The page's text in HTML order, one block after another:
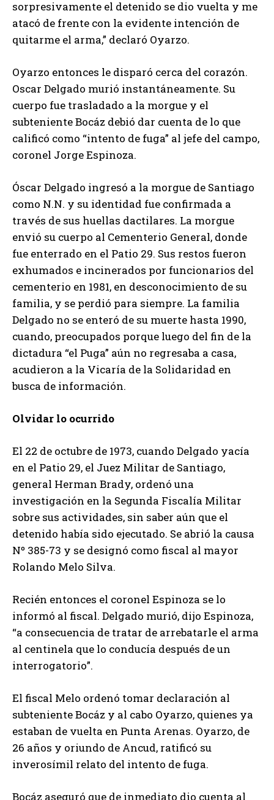
sorpresivamente el detenido se dio vuelta y me
atacó de frente con la evidente intención de
quitarme el arma,” declaró Oyarzo.
Oyarzo entonces le disparó cerca del corazón.
Oscar Delgado murió instantáneamente. Su
cuerpo fue trasladado a la morgue y el
subteniente Bocáz debió dar cuenta de lo que
calificó como “intento de fuga” al jefe del campo,
coronel Jorge Espinoza.
Óscar Delgado ingresó a la morgue de Santiago
como N.N. y su identidad fue confirmada a
través de sus huellas dactilares. La morgue
envió su cuerpo al Cementerio General, donde
fue enterrado en el Patio 29. Sus restos fueron
exhumados e incinerados por funcionarios del
cementerio en 1981, en desconocimiento de su
familia, y se perdió para siempre. La familia
Delgado no se enteró de su muerte hasta 1990,
cuando, preocupados porque luego del fin de la
dictadura “el Puga” aún no regresaba a casa,
acudieron a la Vicaría de la Solidaridad en
busca de información.
Olvidar lo ocurrido
El 22 de octubre de 1973, cuando Delgado yacía
en el Patio 29, el Juez Militar de Santiago,
general Herman Brady, ordenó una
investigación en la Segunda Fiscalía Militar
sobre sus actividades, sin saber aún que el
detenido había sido ejecutado. Se abrió la causa
Nº 385-73 y se designó como fiscal al mayor
Rolando Melo Silva.
Recién entonces el coronel Espinoza se lo
informó al fiscal. Delgado murió, dijo Espinoza,
“a consecuencia de tratar de arrebatarle el arma
al centinela que lo conducía después de un
interrogatorio”.
El fiscal Melo ordenó tomar declaración al
subteniente Bocáz y al cabo Oyarzo, quienes ya
estaban de vuelta en Punta Arenas. Oyarzo, de
26 años y oriundo de Ancud, ratificó su
inverosímil relato del intento de fuga.
Bocáz aseguró que de inmediato dio cuenta al